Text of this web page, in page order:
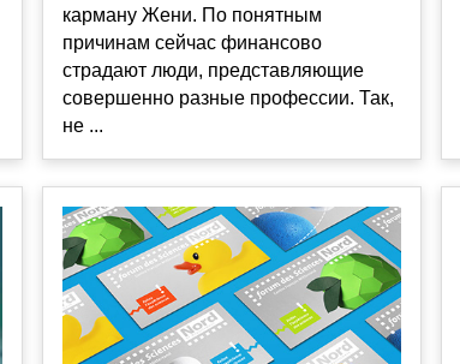
карману Жени. По понятным
причинам сейчас финансово
страдают люди, представляющие
совершенно разные профессии. Так,
не ...